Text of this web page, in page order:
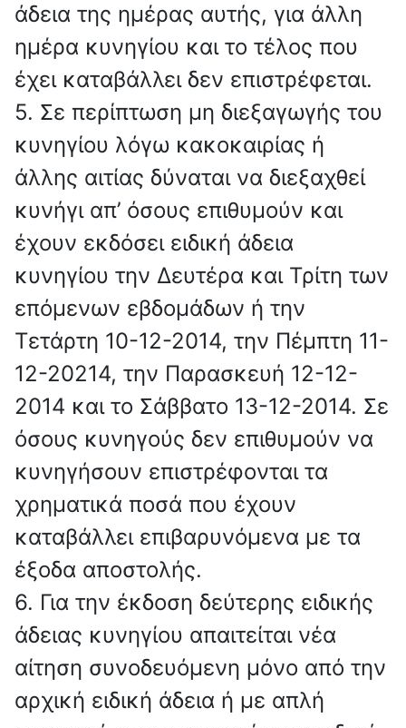
άδεια της ημέρας αυτής, για άλλη
ημέρα κυνηγίου και το τέλος που
έχει καταβάλλει δεν επιστρέφεται.
5. Σε περίπτωση μη διεξαγωγής του
κυνηγίου λόγω κακοκαιρίας ή
άλλης αιτίας δύναται να διεξαχθεί
κυνήγι απ’ όσους επιθυμούν και
έχουν εκδόσει ειδική άδεια
κυνηγίου την Δευτέρα και Τρίτη των
επόμενων εβδομάδων ή την
Τετάρτη 10-12-2014, την Πέμπτη 11-
12-20214, την Παρασκευή 12-12-
2014 και το Σάββατο 13-12-2014. Σε
όσους κυνηγούς δεν επιθυμούν να
κυνηγήσουν επιστρέφονται τα
χρηματικά ποσά που έχουν
καταβάλλει επιβαρυνόμενα με τα
έξοδα αποστολής.
6. Για την έκδοση δεύτερης ειδικής
άδειας κυνηγίου απαιτείται νέα
αίτηση συνοδευόμενη μόνο από την
αρχική ειδική άδεια ή με απλή